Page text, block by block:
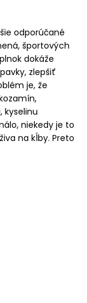
odporúčané
športových
dokáže
zlepšiť
je, že
kyselinu
niekedy je to
na kĺby. Preto